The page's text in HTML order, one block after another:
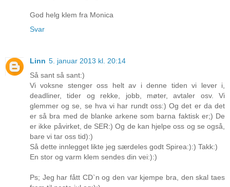
God helg klem fra Monica
Svar
Linn 5. januar 2013 kl. 20:14
Så sant så sant:)
Vi voksne stenger oss helt av i denne tiden vi lever i,
deadliner, tider og rekke, jobb, møter, avtaler osv. Vi
glemmer og se, se hva vi har rundt oss:) Og det er da det
er så bra med de blanke arkene som barna faktisk er;) De
er ikke påvirket, de SER:) Og de kan hjelpe oss og se også,
bare vi tar oss tid):)
Så dette innlegget likte jeg særdeles godt Spirea:):) Takk:)
En stor og varm klem sendes din vei:):)
Ps; Jeg har fått CD`n og den var kjempe bra, den skal taes